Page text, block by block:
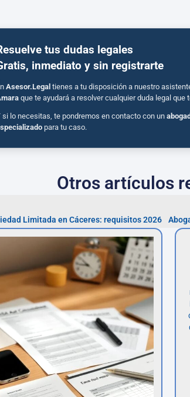
tus dudas legales
inmediato y sin registrarte
Asesor.Legal tienes a tu disposición a nuestro
que te ayudará a resolver cualquier duda legal que
si lo necesitas, te pondremos en contacto con un
para tu caso.
Otros artículos
Limitada en Cáceres: requisitos 2026